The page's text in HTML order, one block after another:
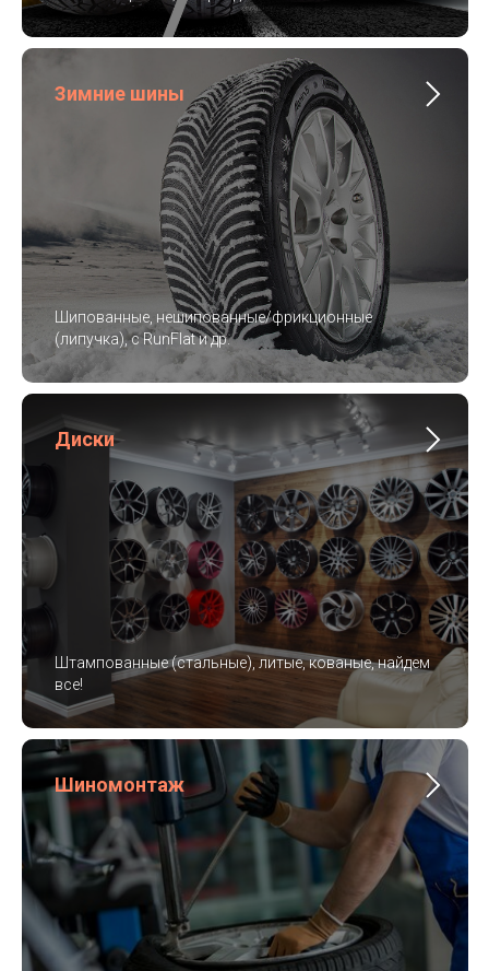
Зимние шины
Шипованные, нешипованные/фрикционные
(липучка), с RunFlat и др.
Диски
Штампованные (стальные), литые, кованые, найдем
все!
Шиномонтаж